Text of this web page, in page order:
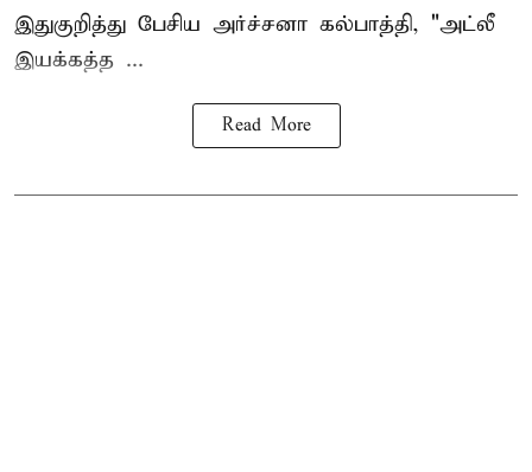
இதுகுறித்து பேசிய அர்ச்சனா கல்பாத்தி, "அட்லீ
இயக்கத்த ...
Read More